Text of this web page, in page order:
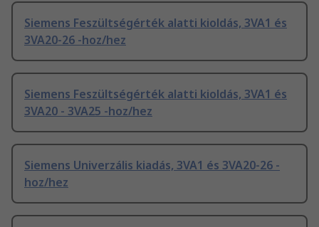
Siemens Feszültségérték alatti kioldás, 3VA1 és
3VA20-26 -hoz/hez
Siemens Feszültségérték alatti kioldás, 3VA1 és
3VA20 - 3VA25 -hoz/hez
Siemens Univerzális kiadás, 3VA1 és 3VA20-26 -
hoz/hez